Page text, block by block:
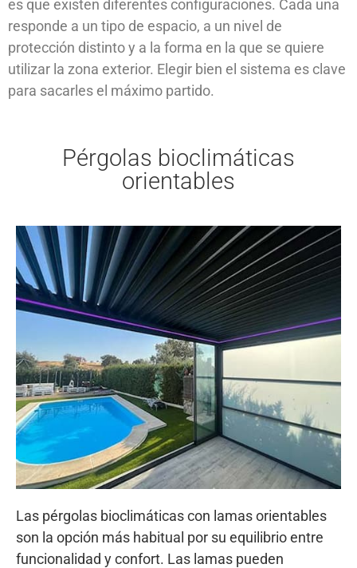
es que existen diferentes configuraciones. Cada una
responde a un tipo de espacio, a un nivel de
protección distinto y a la forma en la que se quiere
utilizar la zona exterior. Elegir bien el sistema es clave
para sacarles el máximo partido.
Pérgolas bioclimáticas
orientables
Las pérgolas bioclimáticas con lamas orientables
son la opción más habitual por su equilibrio entre
funcionalidad y confort. Las lamas pueden